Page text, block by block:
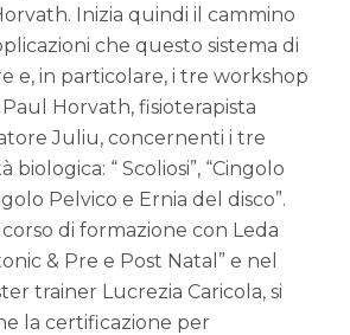
Inizia quindi il cammino
che questo sistema di
e, in particolare, i tre workshop
Horvath, fisioterapista
Juliu, concernenti i tre
biologica: “ Scoliosi”, “Cingolo
Pelvico e Ernia del disco”.
di formazione con Leda
& Pre e Post Natal” e nel
trainer Lucrezia Caricola, si
la certificazione per